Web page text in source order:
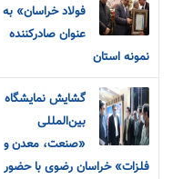
فولاد خراسان» به
عنوان صادرکننده
نمونه استان
گشایش نمایشگاه
بین‌المللی
«صنعت، معدن و
فلزات» خراسان رضوی با حضور